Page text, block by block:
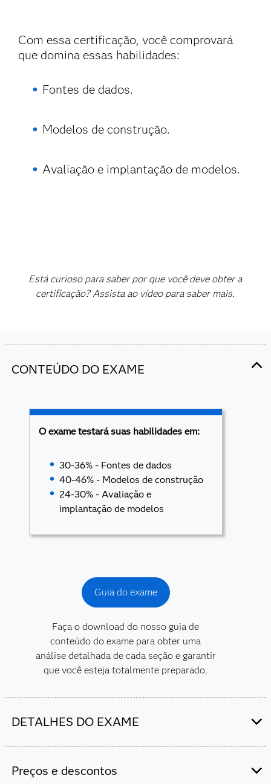
Com essa certificação, você comprovará
que domina essas habilidades:
Fontes de dados.
Modelos de construção.
Avaliação e implantação de modelos.
Está curioso para saber por que você deve obter a
certificação? Assista ao vídeo para saber mais.
CONTEÚDO DO EXAME
O exame testará suas habilidades em:
30-36% - Fontes de dados
40-46% - Modelos de construção
24-30% - Avaliação e
implantação de modelos
Guia do exame
Faça o download do nosso guia de
conteúdo do exame para obter uma
análise detalhada de cada seção e garantir
que você esteja totalmente preparado.
DETALHES DO EXAME
pela Pearson VUE
Preços e descontos